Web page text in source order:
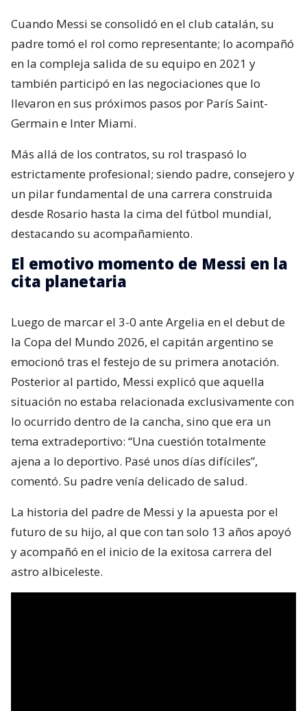
Cuando Messi se consolidó en el club catalán, su
padre tomó el rol como representante; lo acompañó
en la compleja salida de su equipo en 2021 y
también participó en las negociaciones que lo
llevaron en sus próximos pasos por París Saint-
Germain e Inter Miami.
Más allá de los contratos, su rol traspasó lo
estrictamente profesional; siendo padre, consejero y
un pilar fundamental de una carrera construida
desde Rosario hasta la cima del fútbol mundial,
destacando su acompañamiento.
El emotivo momento de Messi en la
cita planetaria
Luego de marcar el 3-0 ante Argelia en el debut de
la Copa del Mundo 2026, el capitán argentino se
emocionó tras el festejo de su primera anotación.
Posterior al partido, Messi explicó que aquella
situación no estaba relacionada exclusivamente con
lo ocurrido dentro de la cancha, sino que era un
tema extradeportivo: “Una cuestión totalmente
ajena a lo deportivo. Pasé unos días difíciles”,
comentó. Su padre venía delicado de salud.
La historia del padre de Messi y la apuesta por el
futuro de su hijo, al que con tan solo 13 años apoyó
y acompañó en el inicio de la exitosa carrera del
astro albiceleste.